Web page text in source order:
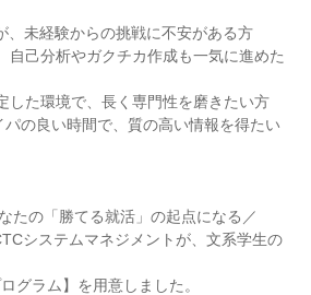
、未経験からの挑戦に不安がある方
自己分析やガクチカ作成も一気に進めた
した環境で、長く専門性を磨きたい方
の良い時間で、質の高い情報を得たい
たの「勝てる就活」の起点になる／
システムマネジメントが、文系学生の
グラム】を用意しました。